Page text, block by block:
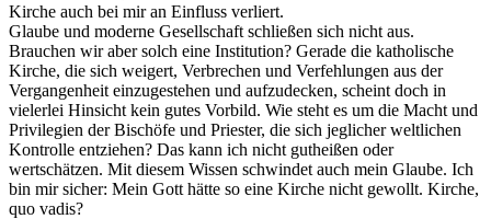
Kirche auch bei mir an Einfluss verliert.
Glaube und moderne Gesellschaft schließen sich nicht aus.
Brauchen wir aber solch eine Institution? Gerade die katholische
Kirche, die sich weigert, Verbrechen und Verfehlungen aus der
Vergangenheit einzugestehen und aufzudecken, scheint doch in
vielerlei Hinsicht kein gutes Vorbild. Wie steht es um die Macht und
Privilegien der Bischöfe und Priester, die sich jeglicher weltlichen
Kontrolle entziehen? Das kann ich nicht gutheißen oder
wertschätzen. Mit diesem Wissen schwindet auch mein Glaube. Ich
bin mir sicher: Mein Gott hätte so eine Kirche nicht gewollt. Kirche,
quo vadis?